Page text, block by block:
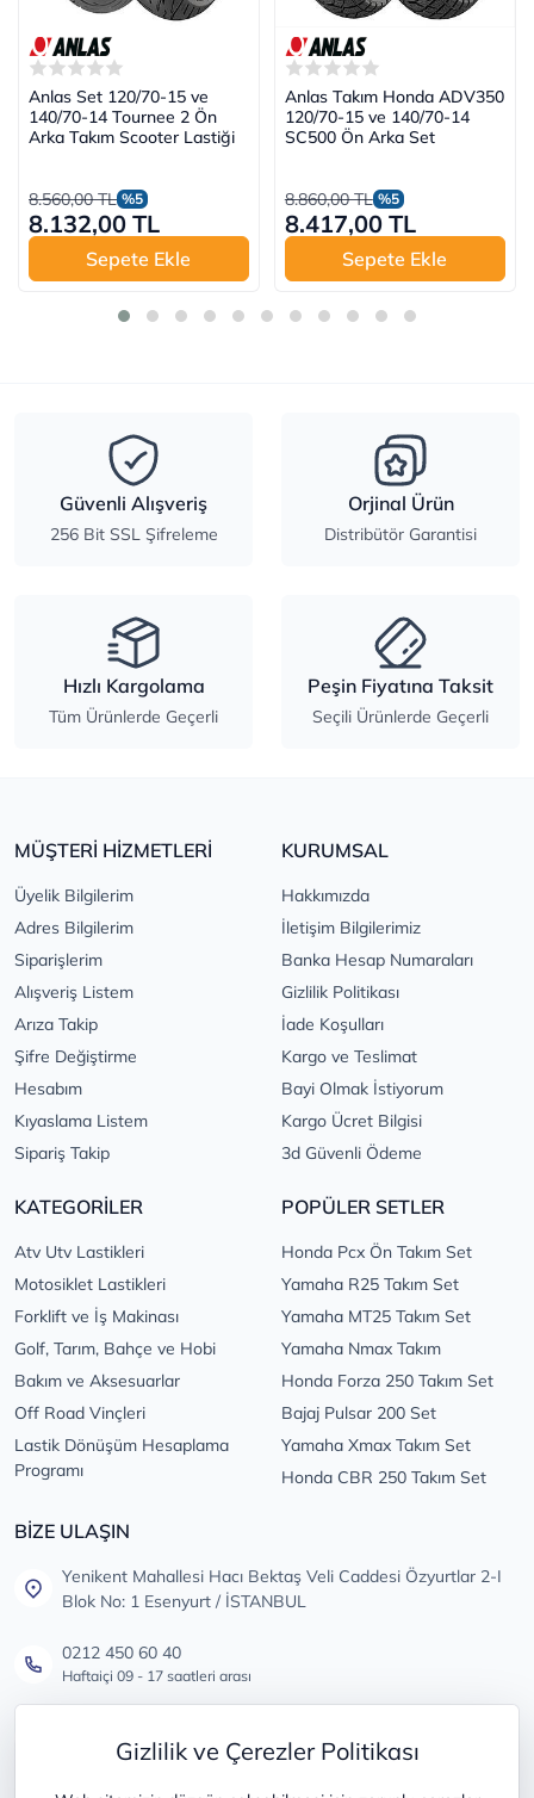
Gizlilik ve Çerezler Politikası
Anlas Set 120/70-15 ve
140/70-14 Tournee 2 Ön
Arka Takım Scooter Lastiği
8.560,00 TL %5
8.132,00 TL
Sepete Ekle
Anlas Takım Honda ADV350
120/70-15 ve 140/70-14
SC500 Ön Arka Set
8.860,00 TL %5
8.417,00 TL
Sepete Ekle
Güvenli Alışveriş
256 Bit SSL Şifreleme
Orjinal Ürün
Distribütör Garantisi
Hızlı Kargolama
Tüm Ürünlerde Geçerli
Peşin Fiyatına Taksit
Seçili Ürünlerde Geçerli
MÜŞTERİ HİZMETLERİ
Üyelik Bilgilerim
Adres Bilgilerim
Siparişlerim
Alışveriş Listem
Arıza Takip
Şifre Değiştirme
Hesabım
Kıyaslama Listem
Sipariş Takip
KURUMSAL
Hakkımızda
İletişim Bilgilerimiz
Banka Hesap Numaraları
Gizlilik Politikası
İade Koşulları
Kargo ve Teslimat
Bayi Olmak İstiyorum
Kargo Ücret Bilgisi
3d Güvenli Ödeme
KATEGORİLER
Atv Utv Lastikleri
Motosiklet Lastikleri
Forklift ve İş Makinası
Golf, Tarım, Bahçe ve Hobi
Bakım ve Aksesuarlar
Off Road Vinçleri
Lastik Dönüşüm Hesaplama
Programı
POPÜLER SETLER
Honda Pcx Ön Takım Set
Yamaha R25 Takım Set
Yamaha MT25 Takım Set
Yamaha Nmax Takım
Honda Forza 250 Takım Set
Bajaj Pulsar 200 Set
Yamaha Xmax Takım Set
Honda CBR 250 Takım Set
BİZE ULAŞIN
Yenikent Mahallesi Hacı Bektaş Veli Caddesi Özyurtlar 2-I
Blok No: 1 Esenyurt / İSTANBUL
0212 450 60 40
Haftaiçi 09 - 17 saatleri arası
Tüm öneri ve şikayetleriniz için